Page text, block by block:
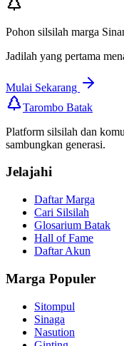
Pohon silsilah marga
Jadilah yang pertama
Mulai Sekarang
Tarombo Batak
Platform silsilah dan
sambungkan generasi.
Jelajahi
Daftar Marga
Cari Silsilah
Glosarium Batak
Hall of Fame
Daftar Akun
Marga Populer
Sitompul
Sinaga
Nasution